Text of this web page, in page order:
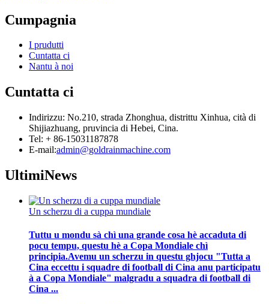
Cumpagnia
I prudutti
Cuntatta ci
Nantu à noi
Cuntatta ci
Indirizzu: No.210, strada Zhonghua, distrittu Xinhua, cità di
Shijiazhuang, pruvincia di Hebei, Cina.
Tel: + 86-15031187878
E-mail:admin@goldrainmachine.com
UltimiNews
Un scherzu di a cuppa mundiale
Tuttu u mondu sà chì una grande cosa hè accaduta di
pocu tempu, questu hè a Copa Mondiale chì
principia.Avemu un scherzu in questu ghjocu "Tutta a
Cina eccettu i squadre di football di Cina anu participatu
à a Copa Mondiale" malgradu a squadra di football di
Cina ...